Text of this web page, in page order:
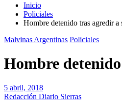
Inicio
Policiales
Hombre detenido tras agredir a
Malvinas Argentinas Policiales
Hombre
5 abril, 2018
Redacción Diario Sierras